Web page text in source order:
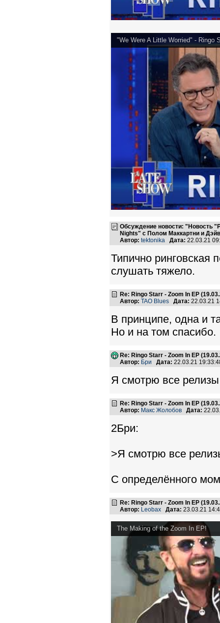
"We Were A Little Worried" - Ringo
Обсуждение новости: "Новость
Nights" с Полом Маккартни и
Автор: tektonika Дата: 22.03.21
Типично ринговская
слушать тяжело.
Re: Ringo Starr - Zoom In EP
Автор: TAO Blues Дата: 22.03.21
В принципе, одна и
Но и на том спасибо.
Re: Ringo Starr - Zoom In EP
Автор: Бри Дата: 22.03.21
Я смотрю все релизы
Re: Ringo Starr - Zoom In EP
Автор: Макс Жолобов Дата:
2Бри:
>Я смотрю все
С определённого
Re: Ringo Starr - Zoom In EP
Автор: Leobax Дата: 23.03.21
The Making of the Zoom In EP!